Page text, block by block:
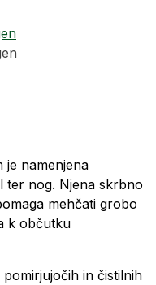
je namenjena
ter nog. Njena skrbno
mehčati grobo
k občutku
in čistilnih